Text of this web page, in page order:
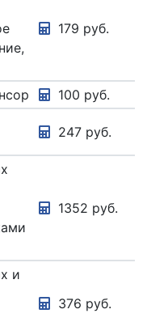
179 руб.
100 руб.
247 руб.
1352 руб.
и
376 руб.